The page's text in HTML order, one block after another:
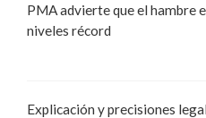
PMA advierte que el hambre
niveles récord
Explicación y precisiones